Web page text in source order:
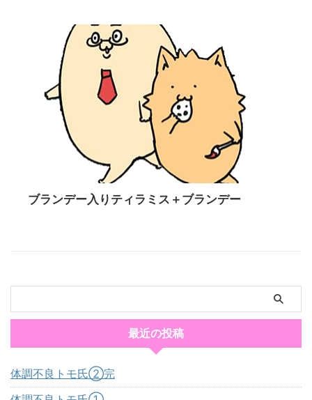
ブランデー入りティラミス＋ブランデー
最近の投稿
体調不良トモ氏②完